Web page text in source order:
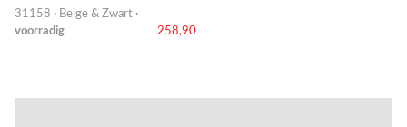
31158 · Beige & Zwart ·
voorradig
258,90